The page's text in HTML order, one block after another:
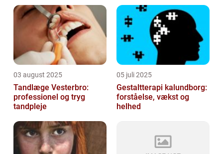
03 august 2025
Tandlæge Vesterbro:
professionel og tryg
tandpleje
05 juli 2025
Gestaltterapi kalundborg:
forståelse, vækst og
helhed